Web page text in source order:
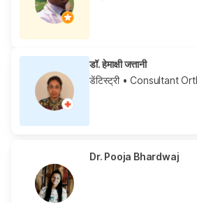
डॉ. हेमाक्षी जत्तानी
डेंटिस्ट्री• Consultant
Dr. Pooja Bhardwaj